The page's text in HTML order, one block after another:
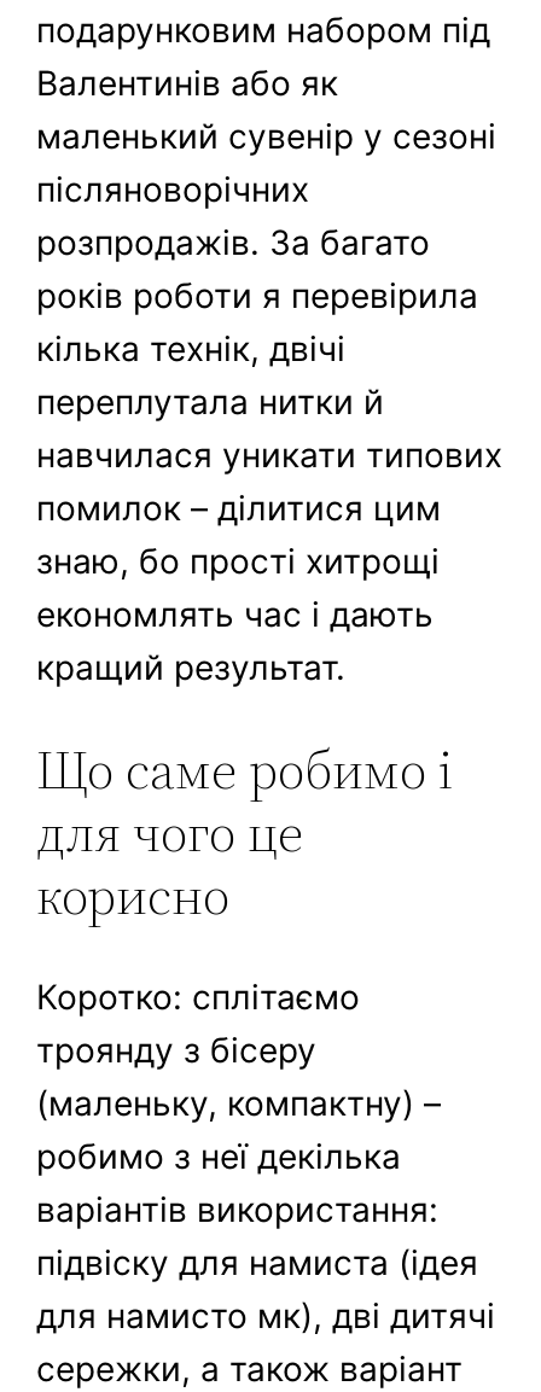
подарунковим набором під
Валентинів або як
маленький сувенір у сезоні
післяноворічних
розпродажів. За багато
років роботи я перевірила
кілька технік, двічі
переплутала нитки й
навчилася уникати типових
помилок – ділитися цим
знаю, бо прості хитрощі
економлять час і дають
кращий результат.
Що саме робимо і
для чого це
корисно
Коротко: сплітаємо
троянду з бісеру
(маленьку, компактну) –
робимо з неї декілька
варіантів використання:
підвіску для намиста (ідея
для намисто мк), дві дитячі
сережки, а також варіант